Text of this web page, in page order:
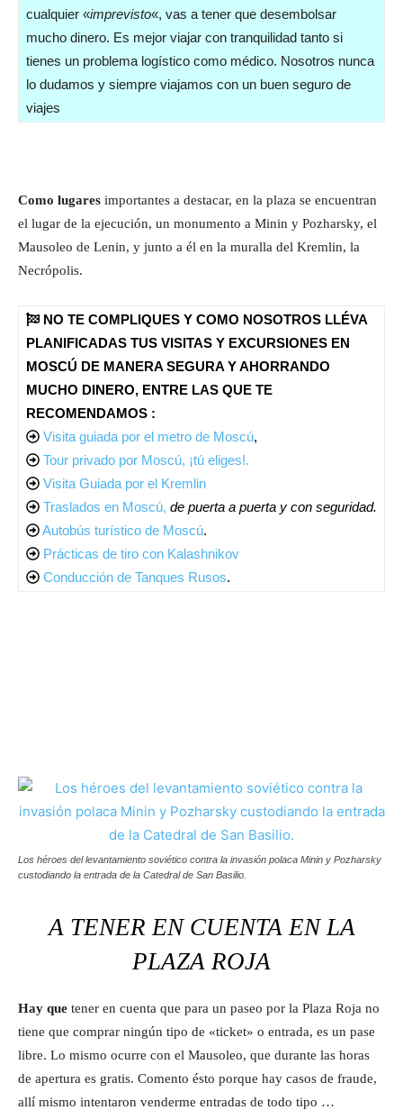
cualquier «imprevisto«, vas a tener que desembolsar
mucho dinero. Es mejor viajar con tranquilidad tanto si
tienes un problema logístico como médico. Nosotros nunca
lo dudamos y siempre viajamos con un buen seguro de
viajes
Como lugares importantes a destacar, en la plaza se encuentran
el lugar de la ejecución, un monumento a Minin y Pozharsky, el
Mausoleo de Lenin, y junto a él en la muralla del Kremlin, la
Necrópolis.
NO TE COMPLIQUES Y COMO NOSOTROS LLÉVA
PLANIFICADAS TUS VISITAS Y EXCURSIONES EN
MOSCÚ DE MANERA SEGURA Y AHORRANDO
MUCHO DINERO, ENTRE LAS QUE TE
RECOMENDAMOS :
Visita guiada por el metro de Moscú,
Tour privado por Moscú, ¡tú eliges!.
Visita Guiada por el Kremlin
Traslados en Moscú, de puerta a puerta y con seguridad.
Autobús turístico de Moscú.
Prácticas de tiro con Kalashnikov
Conducción de Tanques Rusos.
Los héroes del levantamiento soviético contra la invasión polaca Minin y Pozharsky
custodiando la entrada de la Catedral de San Basilio.
A TENER EN CUENTA EN LA
PLAZA ROJA
Hay que tener en cuenta que para un paseo por la Plaza Roja no
tiene que comprar ningún tipo de «ticket» o entrada, es un pase
libre. Lo mismo ocurre con el Mausoleo, que durante las horas
de apertura es gratis. Comento ésto porque hay casos de fraude,
allí mismo intentaron venderme entradas de todo tipo …